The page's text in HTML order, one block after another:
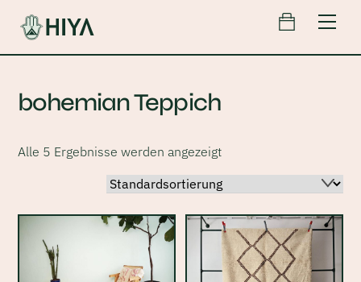
content
Cart
bohemian Teppich
Alle 5 Ergebnisse werden angezeigt